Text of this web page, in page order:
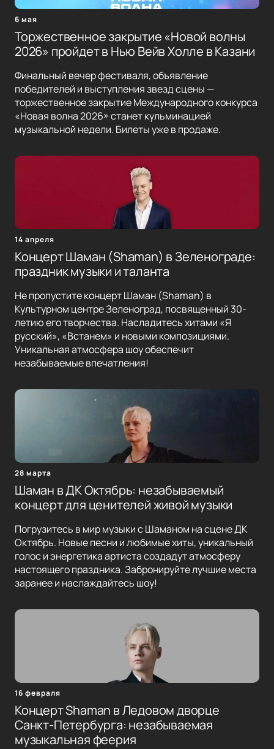
6 мая
Торжественное закрытие «Новой волны
2026» пройдет в Нью Вейв Холле в Казани
Финальный вечер фестиваля, объявление
победителей и выступления звезд сцены —
торжественное закрытие Международного конкурса
«Новая волна 2026» станет кульминацией
музыкальной недели. Билеты уже в продаже.
14 апреля
Концерт Шаман (Shaman) в Зеленограде:
праздник музыки и таланта
Не пропустите концерт Шаман (Shaman) в
Культурном центре Зеленоград, посвященный 30-
летию его творчества. Насладитесь хитами «Я
русский», «Встанем» и новыми композициями.
Уникальная атмосфера шоу обеспечит
незабываемые впечатления!
28 марта
Шаман в ДК Октябрь: незабываемый
концерт для ценителей живой музыки
Погрузитесь в мир музыки с Шаманом на сцене ДК
Октябрь. Новые песни и любимые хиты, уникальный
голос и энергетика артиста создадут атмосферу
настоящего праздника. Забронируйте лучшие места
заранее и наслаждайтесь шоу!
16 февраля
Концерт Shaman в Ледовом дворце
Санкт-Петербурга: незабываемая
музыкальная феерия